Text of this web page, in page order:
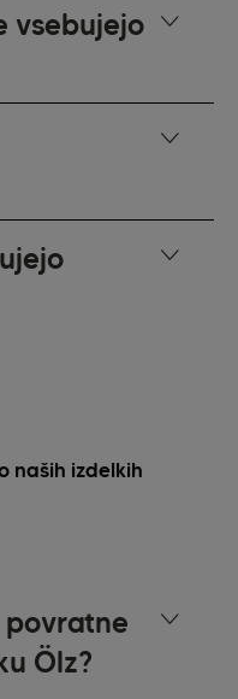
vsebujejo
naših izdelkih
povratne
Ölz?